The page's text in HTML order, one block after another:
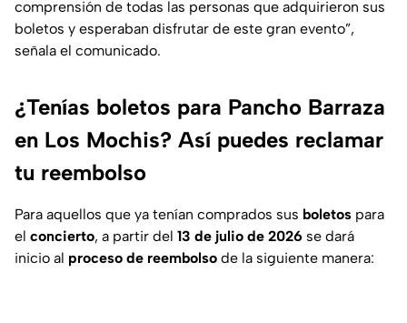
comprensión de todas las personas que adquirieron sus
boletos y esperaban disfrutar de este gran evento”,
señala el comunicado.
¿Tenías boletos para Pancho Barraza
en Los Mochis? Así puedes reclamar
tu reembolso
Para aquellos que ya tenían comprados sus boletos para
el concierto, a partir del 13 de julio de 2026 se dará
inicio al proceso de reembolso de la siguiente manera: